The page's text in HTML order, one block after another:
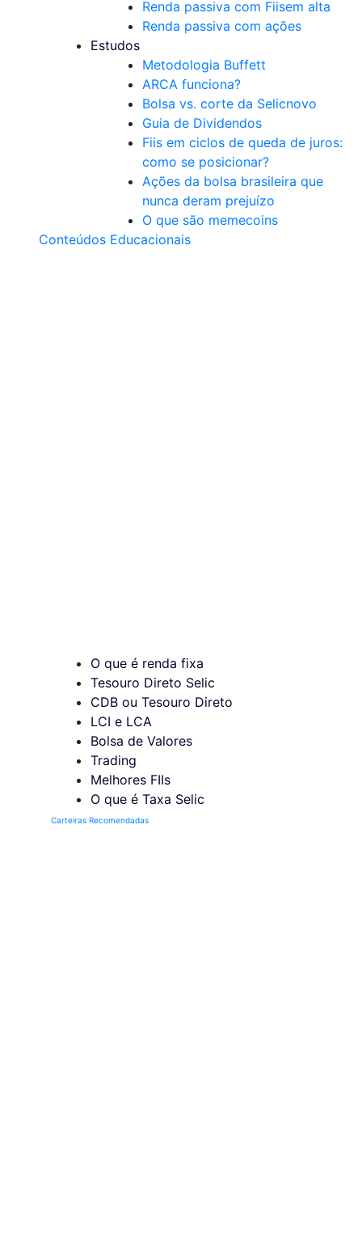
Renda passiva com Fiisem alta
Renda passiva com ações
Estudos
Metodologia Buffett
ARCA funciona?
Bolsa vs. corte da Selicnovo
Guia de Dividendos
Fiis em ciclos de queda de juros:
como se posicionar?
Ações da bolsa brasileira que
nunca deram prejuízo
O que são memecoins
Conteúdos Educacionais
O que é renda fixa
Tesouro Direto Selic
CDB ou Tesouro Direto
LCI e LCA
Bolsa de Valores
Trading
Melhores FIIs
O que é Taxa Selic
Carteiras Recomendadas